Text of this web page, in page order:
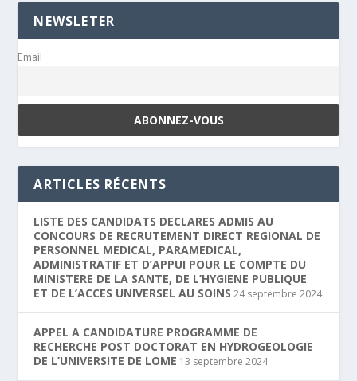
NEWSLETER
Email
ARTICLES RÉCENTS
LISTE DES CANDIDATS DECLARES ADMIS AU
CONCOURS DE RECRUTEMENT DIRECT REGIONAL DE
PERSONNEL MEDICAL, PARAMEDICAL,
ADMINISTRATIF ET D’APPUI POUR LE COMPTE DU
MINISTERE DE LA SANTE, DE L’HYGIENE PUBLIQUE
ET DE L’ACCES UNIVERSEL AU SOINS 24 septembre 2024
APPEL A CANDIDATURE PROGRAMME DE
RECHERCHE POST DOCTORAT EN HYDROGEOLOGIE
DE L’UNIVERSITE DE LOME 13 septembre 2024